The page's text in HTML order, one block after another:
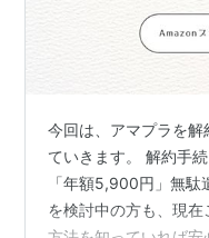
今回は、アマプラを
ていきます。 解約手
「年額5,900円」無
を検討中の方も、現